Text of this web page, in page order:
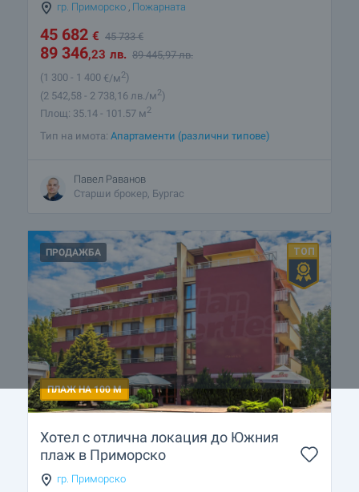
гр. Приморско , Пожарната
45 682 € 45 733€
89 346,23 лв. 89 445,97 лв.
(1 300 - 1 400 €/м2)
(2 542 ,58 - 2 738 ,16 лв./м2)
Площ: 35.14 - 101.57 м2
Тип на имота: Апартаменти (различни типове)
Павел Раванов
Старши брокер, Бургас
ПРОДАЖБА
ПЛАЖ НА 100 М
Хотел с отлична локация до Южния
плаж в Приморско
гр. Приморско